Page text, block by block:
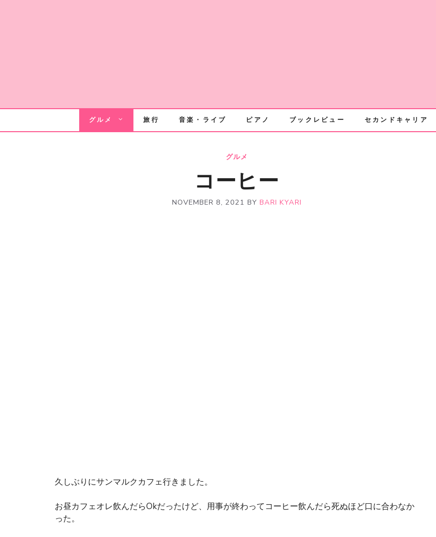
グルメ 旅行 音楽・ライブ ピアノ ブックレビュー セカンドキャリア
グルメ
コーヒー
NOVEMBER 8, 2021 BY BARI KYARI
久しぶりにサンマルクカフェ行きました。
お昼カフェオレ飲んだらOkだったけど、用事が終わってコーヒー飲んだら死ぬほど口に合わなか
った。